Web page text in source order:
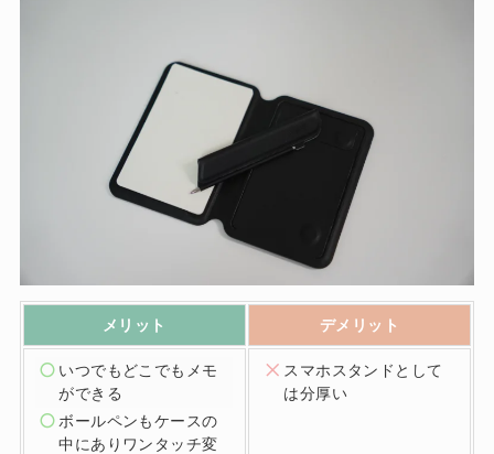
メリット デメリット
いつでもどこでもメモ
ができる
ボールペンもケースの
中にありワンタッチ変
スマホスタンドとして
は分厚い